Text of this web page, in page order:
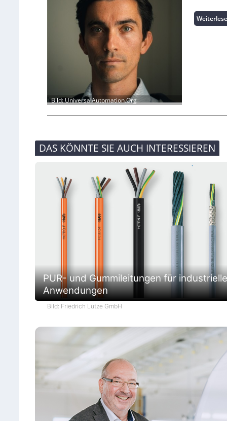
Bild: UniversalAutomation.Org
DAS KÖNNTE SIE AUCH INTERESSIEREN
PUR- und Gummileitungen für
Anwendungen
Bild: Friedrich Lütze GmbH